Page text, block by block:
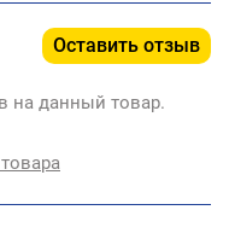
Оставить отзыв
на данный товар.